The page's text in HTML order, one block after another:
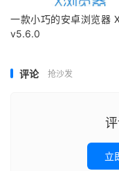
一款小巧的安卓浏览器
v5.6.0
评论 抢沙发
立